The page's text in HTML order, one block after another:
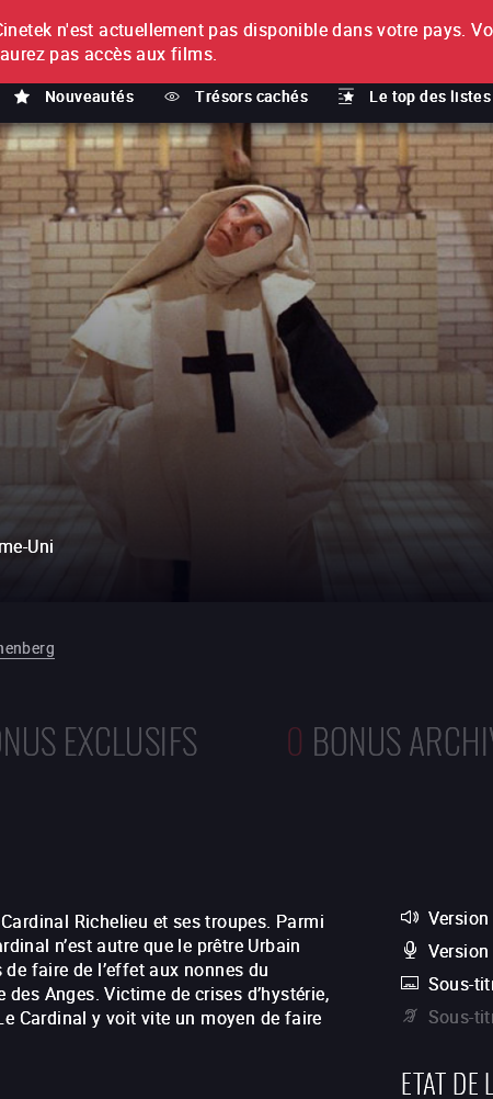
Nouveautés Trésors cachés Le top des listes
Uni
EXCLUSIFS 0 BONUS
Richelieu et ses troupes. Parmi
n’est autre que le prêtre Urbain
faire de l’effet aux nonnes du
Anges. Victime de crises d’hystérie,
Cardinal y voit vite un moyen de faire
Sous-
Sous-
ETAT DE
n'est actuellement pas disponible dans votre pays.
pas accès aux films.